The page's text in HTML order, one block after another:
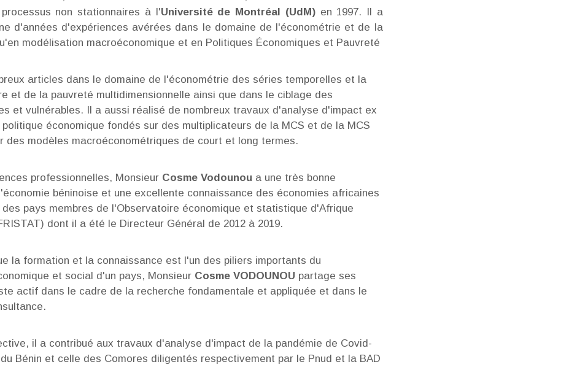
non stationnaires à l'Université de Montréal (UdM)en 1997. Il a
d'années d'expériences avérées dans le domaine de l'économétrie et de la
modélisation macroéconomique et en Politiques Économiques et Pauvreté
articles dans le domaine de l'économétrie des séries temporelles et la
et de la pauvreté multidimensionnelle ainsi que dans le ciblage des
et vulnérables. Il a aussi réalisé de nombreux travaux d'analyse d'impact ex
économique fondés sur des multiplicateurs de la MCS et de la MCS
des modèles macroéconométriques de court et long termes.
professionnelles, Monsieur Cosme Vodounou a une très bonne
béninoise et une excellente connaissance des économies africaines
pays membres de l'Observatoire économique et statistique d'Afrique
dont il a été le Directeur Général de 2012 à 2019.
la formation et la connaissance est l'un des piliers importants du
et social d'un pays, Monsieur Cosme VODOUNOU partage ses
actif dans le cadre de la recherche fondamentale et appliquée et dans le
il a contribué aux travaux d'analyse d'impact de la pandémie de Covid-
Bénin et celle des Comores diligentés respectivement par le Pnud et la BAD